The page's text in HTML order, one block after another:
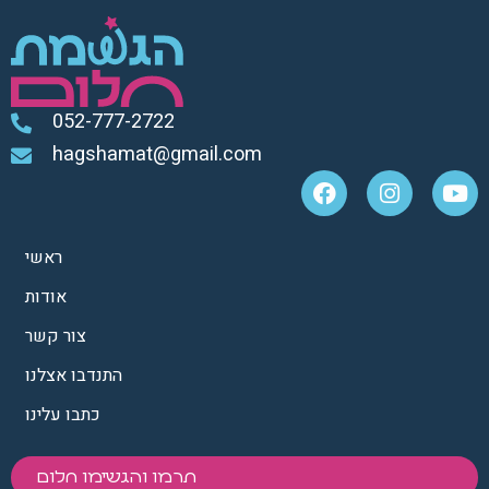
052-777-2722
hagshamat@gmail.com
ראשי
אודות
צור קשר
התנדבו אצלנו
כתבו עלינו
תרמו והגשימו חלום